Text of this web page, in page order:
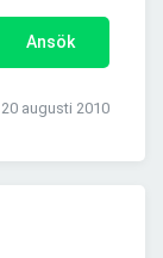
Ansök
20 augusti 2010